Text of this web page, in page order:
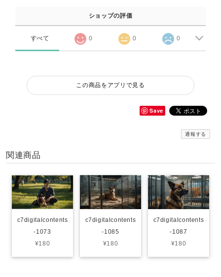
ショップの評価
すべて 0 0 0
この商品をアプリで見る
Save
通報する
関連商品
c7digitalcontents
-1073
¥180
c7digitalcontents
-1085
¥180
c7digitalcontents
-1087
¥180